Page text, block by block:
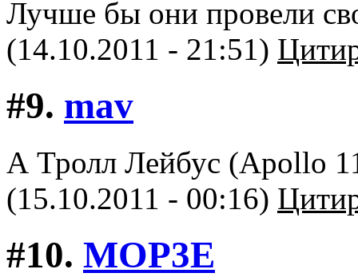
Лучше бы они провели
(14.10.2011 - 21:51)
#9. mav
А Тролл Лейбус (Apollo
(15.10.2011 - 00:16)
#10. MOP3E